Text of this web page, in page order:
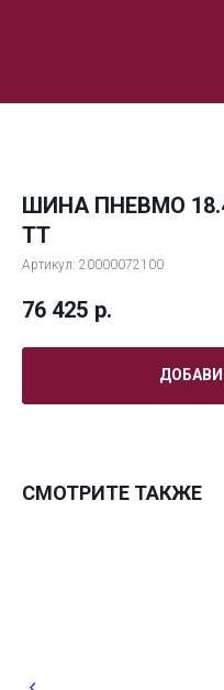
ШИНА ПНЕВМО
TT
Артикул: 20000072100
76 425 р.
СМОТРИТЕ ТАКЖЕ